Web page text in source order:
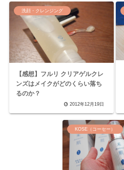
洗顔・クレンジング
【感想】フルリ クリアゲルクレ
ンズはメイクがどのくらい落ち
るのか？
2012年12月19日
KOSE（コーセー）